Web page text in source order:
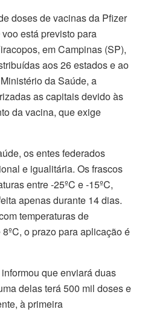
doses de vacinas da Pfizer
está previsto para
em Campinas (SP),
aos 26 estados e ao
da Saúde, a
as capitais devido às
da vacina, que exige
os entes federados
e igualitária. Os frascos
entre -25ºC e -15ºC,
apenas durante 14 dias.
temperaturas de
o prazo para aplicação é
que enviará duas
delas terá 500 mil doses e
à primeira